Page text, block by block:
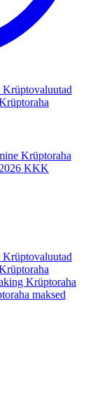
Krüptovaluutad
Krüptoraha
KKK
Krüptovaluutad
Krüptoraha
maksed